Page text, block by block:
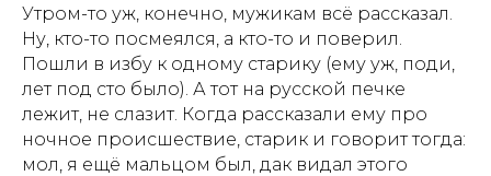
Утром-то уж, конечно, мужикам всё рассказал.
Ну, кто-то посмеялся, а кто-то и поверил.
Пошли в избу к одному старику (ему уж, поди,
лет под сто было). А тот на русской печке
лежит, не слазит. Когда рассказали ему про
ночное происшествие, старик и говорит тогда:
мол, я ещё мальцом был, дак видал этого